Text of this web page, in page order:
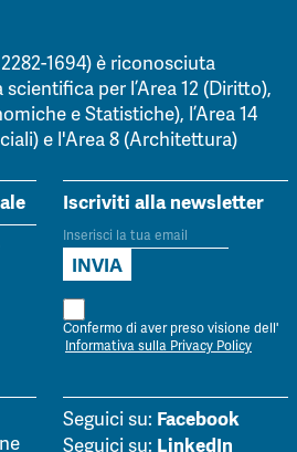
1694) è riconosciuta
per l’Area 12 (Diritto),
e Statistiche), l’Area 14
e l'Area 8 (Architettura)
Iscriviti alla newsletter
Confermo di aver preso visione dell'
Informativa sulla Privacy Policy
Seguici su: Facebook
Seguici su: LinkedIn